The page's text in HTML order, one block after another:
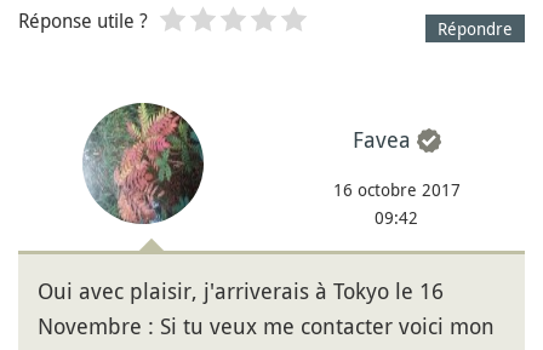
Répondre
Réponse utile ?
Favea
16 octobre 2017
09:42
Oui avec plaisir, j'arriverais à Tokyo le 16
Novembre : Si tu veux me contacter voici mon